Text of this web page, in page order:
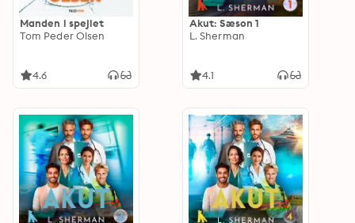
Manden i spejlet
Tom Peder Olsen
4.6
Akut: Sæson 1
L. Sherman
4.1